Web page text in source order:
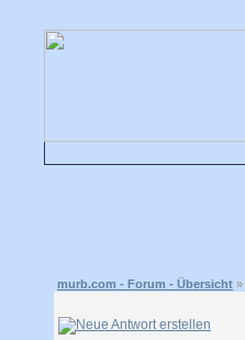
murb.com - Forum - Übersicht »